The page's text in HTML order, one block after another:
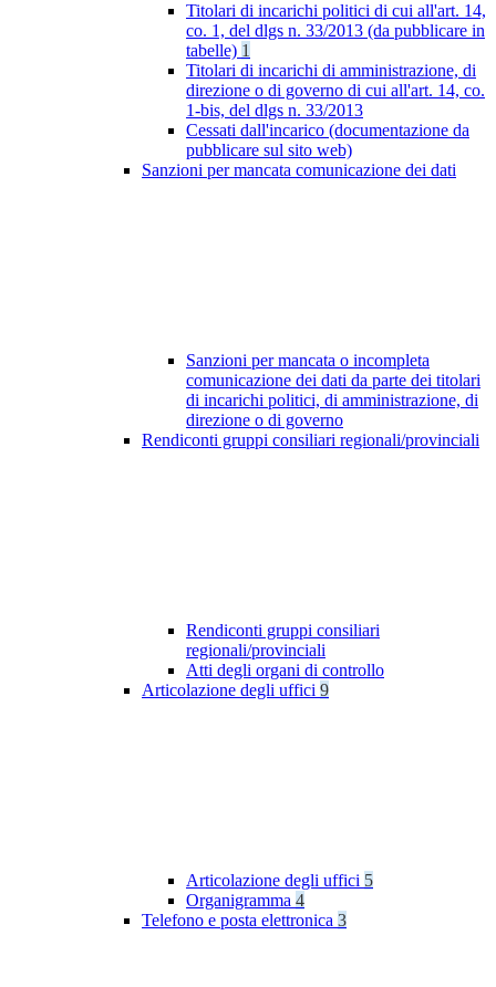
Titolari di incarichi politici di cui all'art. 14,
co. 1, del dlgs n. 33/2013 (da pubblicare in
tabelle) 1
Titolari di incarichi di amministrazione, di
direzione o di governo di cui all'art. 14, co.
1-bis, del dlgs n. 33/2013
Cessati dall'incarico (documentazione da
pubblicare sul sito web)
Sanzioni per mancata comunicazione dei dati
Sanzioni per mancata o incompleta
comunicazione dei dati da parte dei titolari
di incarichi politici, di amministrazione, di
direzione o di governo
Rendiconti gruppi consiliari regionali/provinciali
Rendiconti gruppi consiliari
regionali/provinciali
Atti degli organi di controllo
Articolazione degli uffici 9
Articolazione degli uffici 5
Organigramma 4
Telefono e posta elettronica 3